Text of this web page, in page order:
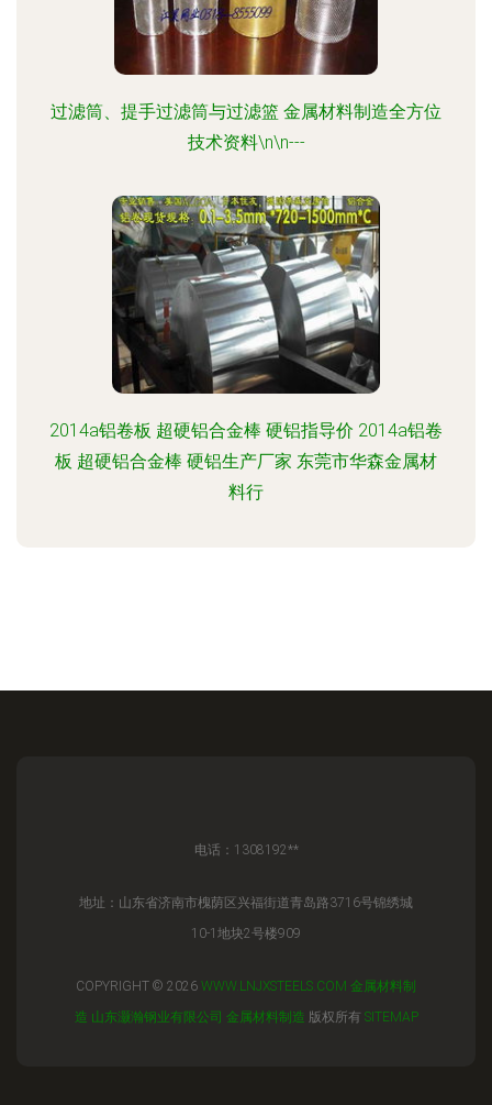
过滤筒、提手过滤筒与过滤篮 金属材料制造全方位
技术资料\n\n---
2014a铝卷板 超硬铝合金棒 硬铝指导价 2014a铝卷
板 超硬铝合金棒 硬铝生产厂家 东莞市华森金属材
料行
电话：1308192**
地址：山东省济南市槐荫区兴福街道青岛路3716号锦绣城
10-1地块2号楼909
COPYRIGHT © 2026 WWW.LNJXSTEELS.COM 金属材料制
造 山东灏瀚钢业有限公司 金属材料制造 版权所有 SITEMAP